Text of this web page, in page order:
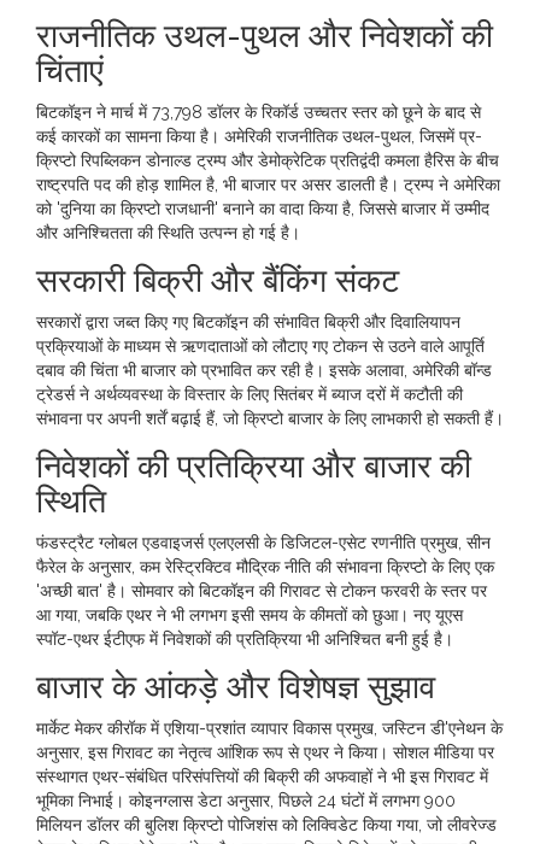
राजनीतिक उथल-पुथल और निवेशकों की
चिंताएं
बिटकॉइन ने मार्च में 73,798 डॉलर के रिकॉर्ड उच्चतर स्तर को छूने के बाद से
कई कारकों का सामना किया है। अमेरिकी राजनीतिक उथल-पुथल, जिसमें प्र-
क्रिप्टो रिपब्लिकन डोनाल्ड ट्रम्प और डेमोक्रेटिक प्रतिद्वंदी कमला हैरिस के बीच
राष्ट्रपति पद की होड़ शामिल है, भी बाजार पर असर डालती है। ट्रम्प ने अमेरिका
को 'दुनिया का क्रिप्टो राजधानी' बनाने का वादा किया है, जिससे बाजार में उम्मीद
और अनिश्चितता की स्थिति उत्पन्न हो गई है।
सरकारी बिक्री और बैंकिंग संकट
सरकारों द्वारा जब्त किए गए बिटकॉइन की संभावित बिक्री और दिवालियापन
प्रक्रियाओं के माध्यम से ऋणदाताओं को लौटाए गए टोकन से उठने वाले आपूर्ति
दबाव की चिंता भी बाजार को प्रभावित कर रही है। इसके अलावा, अमेरिकी बॉन्ड
ट्रेडर्स ने अर्थव्यवस्था के विस्तार के लिए सितंबर में ब्याज दरों में कटौती की
संभावना पर अपनी शर्तें बढ़ाई हैं, जो क्रिप्टो बाजार के लिए लाभकारी हो सकती हैं।
निवेशकों की प्रतिक्रिया और बाजार की
स्थिति
फंडस्ट्रैट ग्लोबल एडवाइजर्स एलएलसी के डिजिटल-एसेट रणनीति प्रमुख, सीन
फैरेल के अनुसार, कम रेस्ट्रिक्टिव मौद्रिक नीति की संभावना क्रिप्टो के लिए एक
'अच्छी बात' है। सोमवार को बिटकॉइन की गिरावट से टोकन फरवरी के स्तर पर
आ गया, जबकि एथर ने भी लगभग इसी समय के कीमतों को छुआ। नए यूएस
स्पॉट-एथर ईटीएफ में निवेशकों की प्रतिक्रिया भी अनिश्चित बनी हुई है।
बाजार के आंकड़े और विशेषज्ञ सुझाव
मार्केट मेकर कीरॉक में एशिया-प्रशांत व्यापार विकास प्रमुख, जस्टिन डी'एनेथन के
अनुसार, इस गिरावट का नेतृत्व आंशिक रूप से एथर ने किया। सोशल मीडिया पर
संस्थागत एथर-संबंधित परिसंपत्तियों की बिक्री की अफवाहों ने भी इस गिरावट में
भूमिका निभाई। कोइनग्लास डेटा अनुसार, पिछले 24 घंटों में लगभग 900
मिलियन डॉलर की बुलिश क्रिप्टो पोजिशंस को लिक्विडेट किया गया, जो लीवरेज्ड